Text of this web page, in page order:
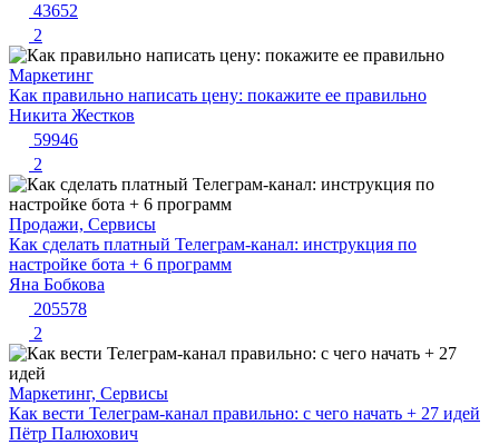
43652
2
Маркетинг
Как правильно написать цену: покажите ее правильно
Никита Жестков
59946
2
Продажи, Сервисы
Как сделать платный Телеграм-канал: инструкция по
настройке бота + 6 программ
Яна Бобкова
205578
2
Маркетинг, Сервисы
Как вести Телеграм-канал правильно: с чего начать + 27 идей
Пётр Палюхович